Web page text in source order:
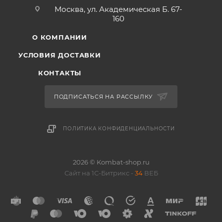
Москва, ул. Академическая Б. 67-
160
О КОМПАНИИ
УСЛОВИЯ ДОСТАВКИ
КОНТАКТЫ
ПОДПИСАТЬСЯ НА РАССЫЛКУ
ПОЛИТИКА КОНФИДЕНЦИАЛЬНОСТИ
2026 © Kombat-shop.ru
Сайт на 1С-Битрикс - 34 ВЕБ